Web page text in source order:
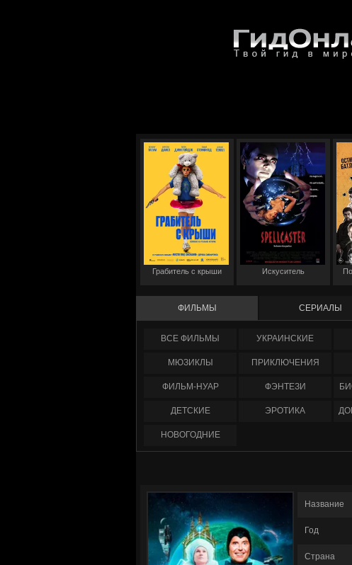
Грабитель с крыши Искуситель
ФИЛЬМЫ СЕРИАЛЫ
ФИЛЬМЫ УКРАИНCКИЕ
МЮЗИКЛЫ ПРИКЛЮЧЕНИЯ
ФИЛЬМ-НУАР ФЭНТЕЗИ
ДЕТСКИЕ ЭРОТИКА
НОВОГОДНИЕ
Название
Год
Страна